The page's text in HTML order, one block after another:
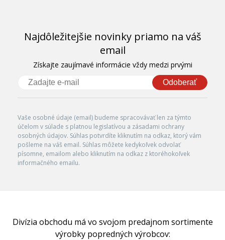
Najdôležitejšie novinky priamo na váš
email
Získajte zaujímavé informácie vždy medzi prvými
Odoberať
Vaše osobné údaje (email) budeme spracovávať len za týmto
účelom v súlade s platnou legislatívou a zásadami ochrany
osobných údajov. Súhlas potvrdíte kliknutím na odkaz, ktorý vám
pošleme na váš email. Súhlas môžete kedykoľvek odvolať
písomne, emailom alebo kliknutím na odkaz z ktoréhokoľvek
informačného emailu.
Divízia obchodu má vo svojom predajnom sortimente
výrobky popredných výrobcov: